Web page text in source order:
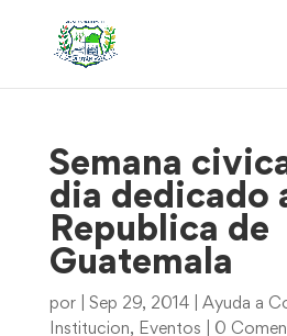
Semana
dia dedicado
Republica de
Guatemala
por Sep 29, 2014| Ayuda a
Institucion, Eventos 0